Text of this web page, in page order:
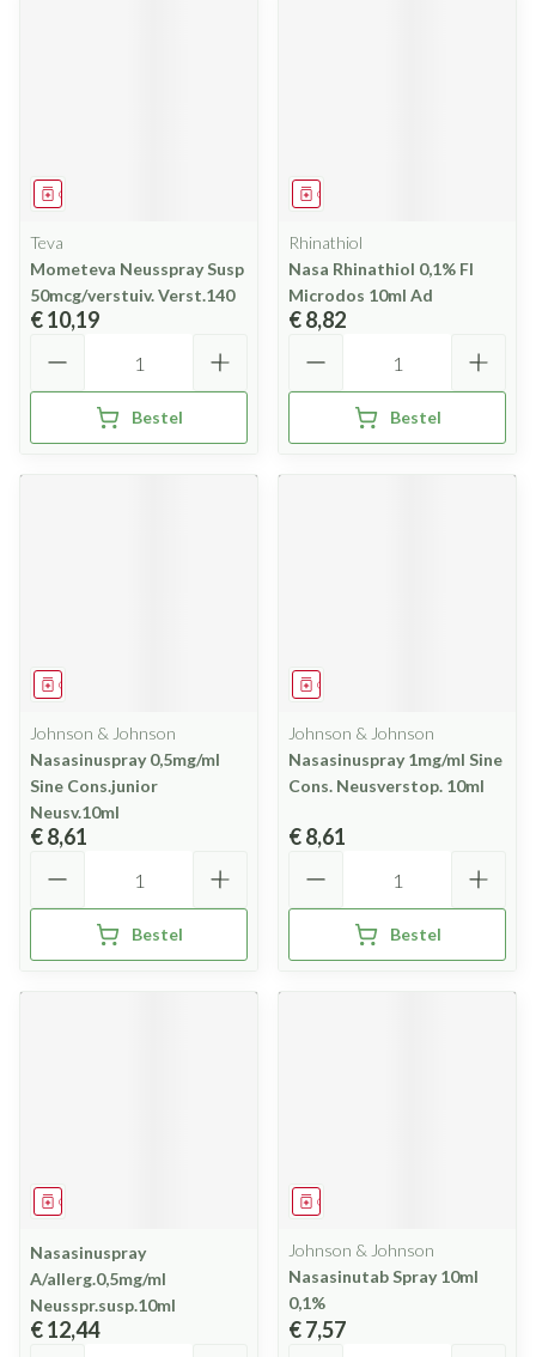
Geneesmiddel
Teva
Mometeva Neusspray Susp
50mcg/verstuiv. Verst.140
€ 10,19
Bestel
Geneesmiddel
Rhinathiol
Nasa Rhinathiol 0,1% Fl
Microdos 10ml Ad
€ 8,82
Bestel
Geneesmiddel
Johnson & Johnson
Nasasinuspray 0,5mg/ml
Sine Cons.junior
Neusv.10ml
€ 8,61
Bestel
Geneesmiddel
Johnson & Johnson
Nasasinuspray 1mg/ml Sine
Cons. Neusverstop. 10ml
€ 8,61
Bestel
Geneesmiddel
Nasasinuspray
A/allerg.0,5mg/ml
Neusspr.susp.10ml
€ 12,44
Geneesmiddel
Johnson & Johnson
Nasasinutab Spray 10ml
0,1%
€ 7,57